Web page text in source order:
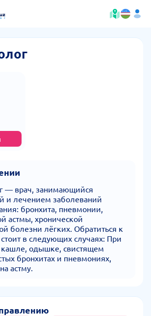
— врач, занимающийся
и лечением заболеваний
бронхита, пневмонии,
астмы, хронической
болезни лёгких. Обратиться к
в следующих случаях: При
одышке, свистящем
бронхитах и пневмониях,
астму.